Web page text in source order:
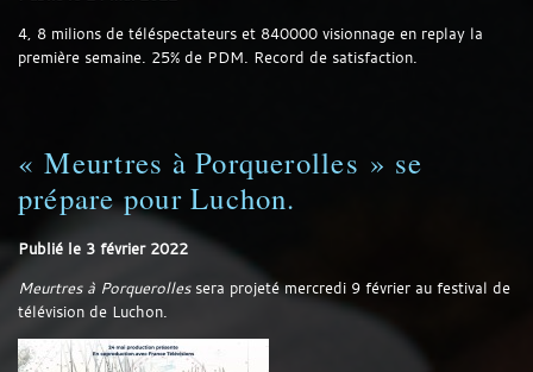
4, 8 milions de téléspectateurs et 840000 visionnage en replay la
première semaine. 25% de PDM. Record de satisfaction.
« Meurtres à Porquerolles » se
prépare pour Luchon.
Publié le 3 février 2022
Meurtres à Porquerollessera projeté mercredi 9 février au festival de
télévision de Luchon.